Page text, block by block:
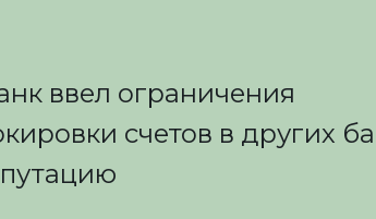
ввел ограничения
счетов в других